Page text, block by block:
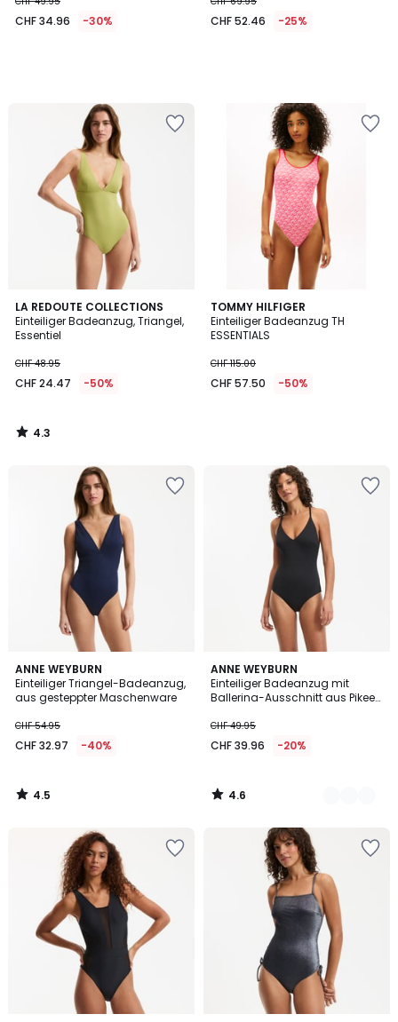
CHF 34.96 -30% CHF 52.46 -25%
LA REDOUTE COLLECTIONS
Einteiliger Badeanzug, Triangel,
Essentiel
CHF 48.95
CHF 24.47 -50%
4.3
/ 5
4.3
/
TOMMY HILFIGER
Einteiliger Badeanzug TH
ESSENTIALS
CHF 115.00
CHF 57.50 -50%
ANNE WEYBURN
Einteiliger Triangel-Badeanzug,
aus gesteppter Maschenware
CHF 54.95
CHF 32.97 -40%
4.5
/ 5
4.5
/
ANNE WEYBURN
Einteiliger Badeanzug mit
Ballerina-Ausschnitt aus Pikee-
CHF 49.95
CHF 39.96 -20%
4.6
/ 5
2
Farben
4.6
/